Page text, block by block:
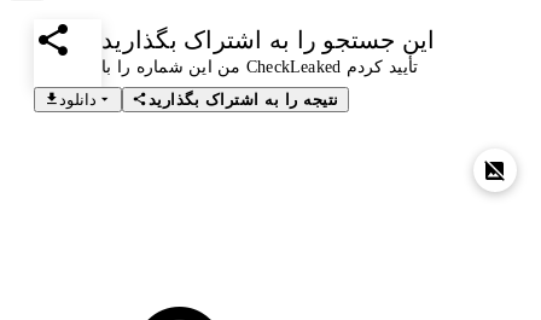
این جستجو را به اشتراک بگذارید
من این شماره را با CheckLeaked تأیید کردم
دانلود
نتیجه را به اشتراک بگذارید